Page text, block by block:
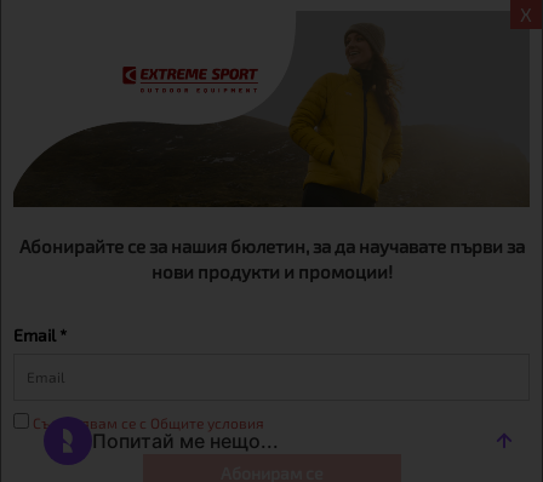
X
Абонирайте се за нашия бюлетин, за да научавате първи за
нови продукти и промоции!
Email *
Съгласявам се с Общите условия
Екстрем спорт ЕООД, BG131452613, административен адрес
гр.София,бул. Дондуков 42, тел.:+359 895461012